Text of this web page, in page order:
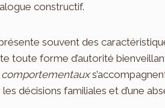
constructif.
souvent des
toute forme d’autorité
décisions familiales et d’une